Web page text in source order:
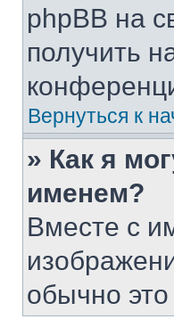
phpBB на
получить
Вернуться к
» Как я
именем?
Вместе с
обычно